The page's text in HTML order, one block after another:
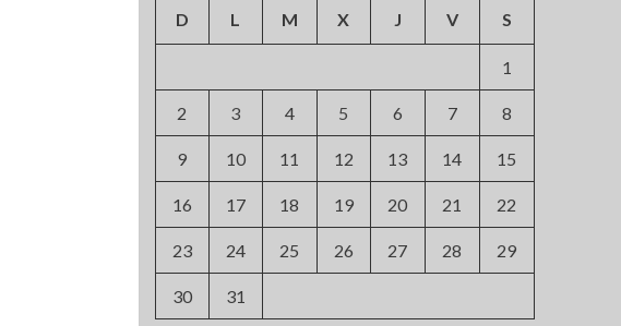
D L M X J V S
1
2 3 4 5 6 7 8
9 10 11 12 13 14 15
16 17 18 19 20 21 22
23 24 25 26 27 28 29
30 31